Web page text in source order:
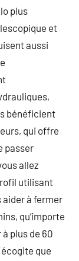
plus
et
aussi
bénéficient
qui offre
passer
allez
utilisant
aider à fermer
qu’importe
plus de 60
que